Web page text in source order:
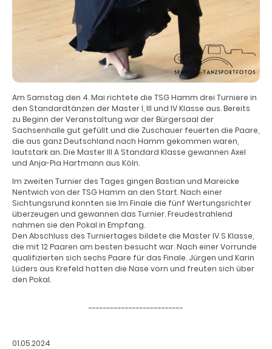
Am Samstag den 4. Mai richtete die TSG Hamm drei Turniere in
den Standardtänzen der Master I, III und IV Klasse aus. Bereits
zu Beginn der Veranstaltung war der Bürgersaal der
Sachsenhalle gut gefüllt und die Zuschauer feuerten die Paare,
die aus ganz Deutschland nach Hamm gekommen waren,
lautstark an. Die Master III A Standard Klasse gewannen Axel
und Anja-Pia Hartmann aus Köln.
Im zweiten Turnier des Tages gingen Bastian und Mareicke
Nentwich von der TSG Hamm an den Start. Nach einer
Sichtungsrund konnten sie Im Finale die fünf Wertungsrichter
überzeugen und gewannen das Turnier. Freudestrahlend
nahmen sie den Pokal in Empfang.
Den Abschluss des Turniertages bildete die Master IV S Klasse,
die mit 12 Paaren am besten besucht war. Nach einer Vorrunde
qualifizierten sich sechs Paare für das Finale. Jürgen und Karin
Lüders aus Krefeld hatten die Nase vorn und freuten sich über
den Pokal.
--------------------------
01.05.2024